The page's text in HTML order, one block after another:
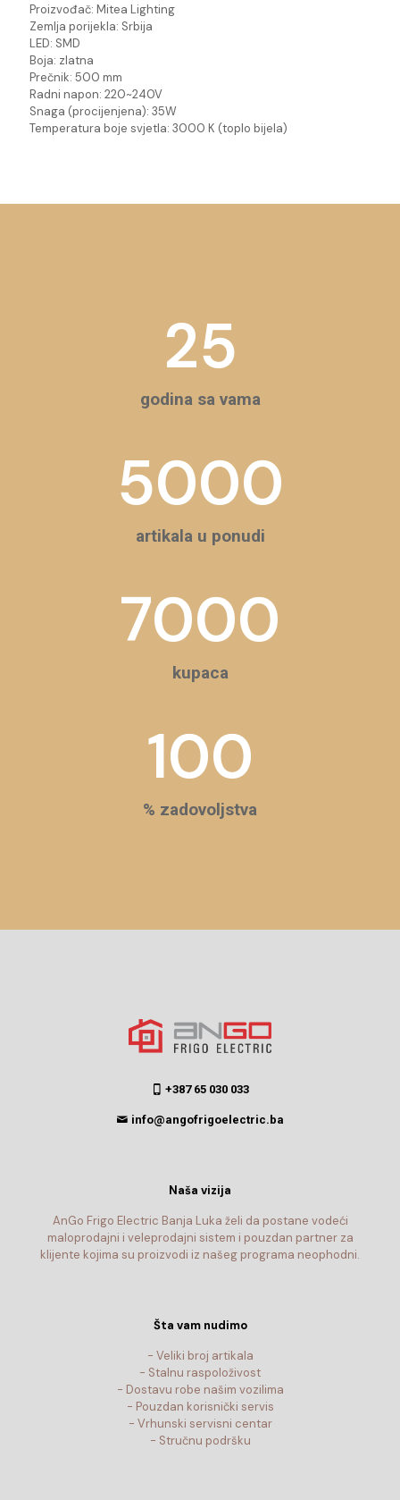
Proizvođač: Mitea Lighting
Zemlja porijekla: Srbija
LED: SMD
Boja: zlatna
Prečnik: 500 mm
Radni napon: 220~240V
Snaga (procijenjena): 35W
Temperatura boje svjetla: 3000 K (toplo bijela)
25
godina sa vama
5000
artikala u ponudi
7000
kupaca
100
% zadovoljstva
+387 65 030 033
info@angofrigoelectric.ba
Naša vizija
AnGo Frigo Electric Banja Luka želi da postane vodeći
maloprodajni i veleprodajni sistem i pouzdan partner za
klijente kojima su proizvodi iz našeg programa neophodni.
Šta vam nudimo
- Veliki broj artikala
- Stalnu raspoloživost
- Dostavu robe našim vozilima
- Pouzdan korisnički servis
- Vrhunski servisni centar
- Stručnu podršku